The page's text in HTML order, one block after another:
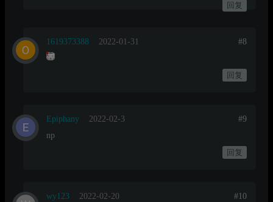
回复
1619373388 2022-01-31 #8
回复
Epiphany 2022-02-3
#9
np
回复
wy123 2022-02-20 #10